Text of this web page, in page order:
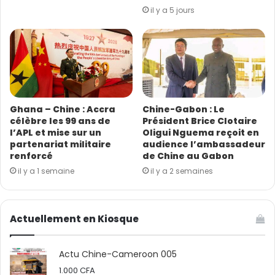
(Source : CGTN Français ; photo : VCG)
il y a 5 jours
Ghana – Chine : Accra
célèbre les 99 ans de
l’APL et mise sur un
partenariat militaire
renforcé
il y a 1 semaine
Chine-Gabon : Le
Président Brice Clotaire
Oligui Nguema reçoit en
audience l’ambassadeur
de Chine au Gabon
il y a 2 semaines
Actuellement en Kiosque
Actu Chine-Cameroon 005
1.000 CFA